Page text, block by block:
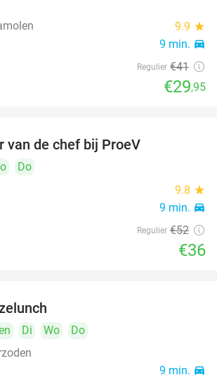
9.9 star
9 min. directions_car
Regulier €41
€29,95
van de chef bij ProeV
Do
9.8 star
9 min. directions_car
Regulier €52
€36
Di Wo
Do
9 min. directions_car